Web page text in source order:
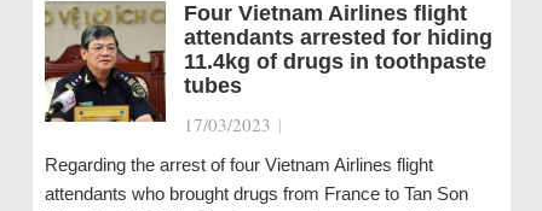
Four Vietnam Airlines flight
attendants arrested for hiding
11.4kg of drugs in toothpaste
tubes
17/03/2023 |
Regarding the arrest of four Vietnam Airlines flight
attendants who brought drugs from France to Tan Son